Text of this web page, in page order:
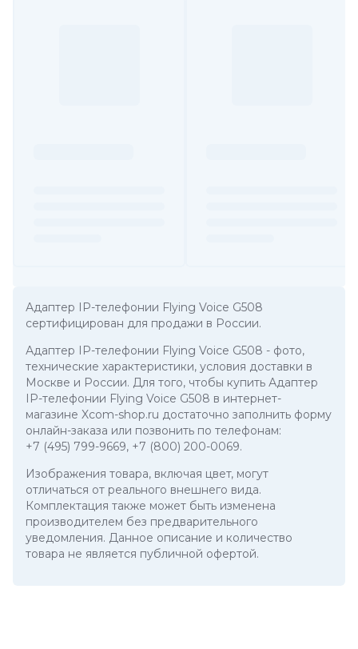
Адаптер IP-телефонии Flying Voice G508
сертифицирован для продажи в России.
Адаптер IP-телефонии Flying Voice G508 - фото,
технические характеристики, условия доставки в
Москве и России. Для того, чтобы купить Адаптер
IP-телефонии Flying Voice G508 в интернет-
магазине Xcom-shop.ru достаточно заполнить форму
онлайн-заказа или позвонить по телефонам:
+7 (495) 799-9669, +7 (800) 200-0069.
Изображения товара, включая цвет, могут
отличаться от реального внешнего вида.
Комплектация также может быть изменена
производителем без предварительного
уведомления. Данное описание и количество
товара не является публичной офертой.